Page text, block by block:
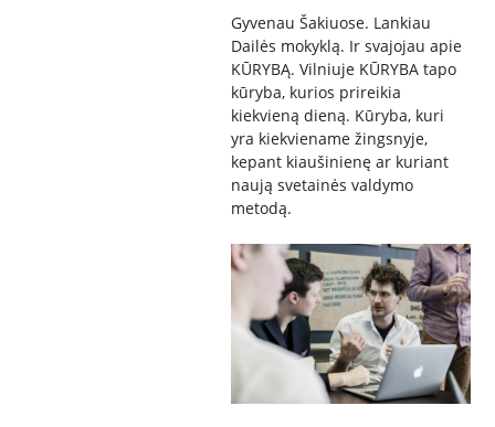
Gyvenau Šakiuose. Lankiau
Dailės mokyklą. Ir svajojau apie
KŪRYBĄ. Vilniuje KŪRYBA tapo
kūryba, kurios prireikia
kiekvieną dieną. Kūryba, kuri
yra kiekviename žingsnyje,
kepant kiaušinienę ar kuriant
naują svetainės valdymo
metodą.